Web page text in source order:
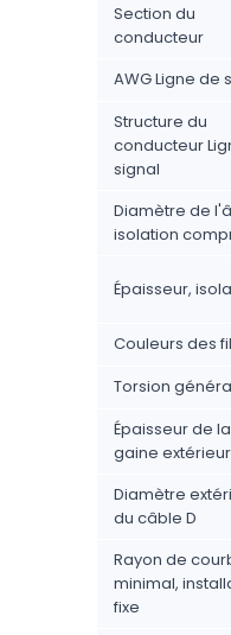
Section du
conducteur
AWG Ligne de
Structure du
conducteur
signal
Diamètre de
isolation
Épaisseur,
Couleurs des
Torsion
Épaisseur de la
gaine
Diamètre
du câble D
Rayon de
minimal,
fixe